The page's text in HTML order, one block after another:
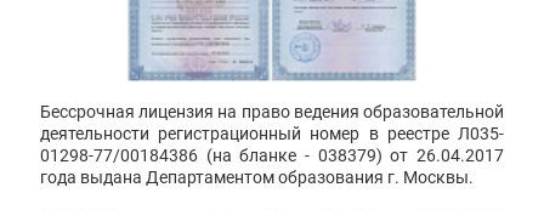
Бессрочная лицензия на право ведения образовательной
деятельности регистрационный номер в реестре Л035-
01298-77/00184386 (на бланке - 038379) от 26.04.2017
года выдана Департаментом образования г. Москвы.